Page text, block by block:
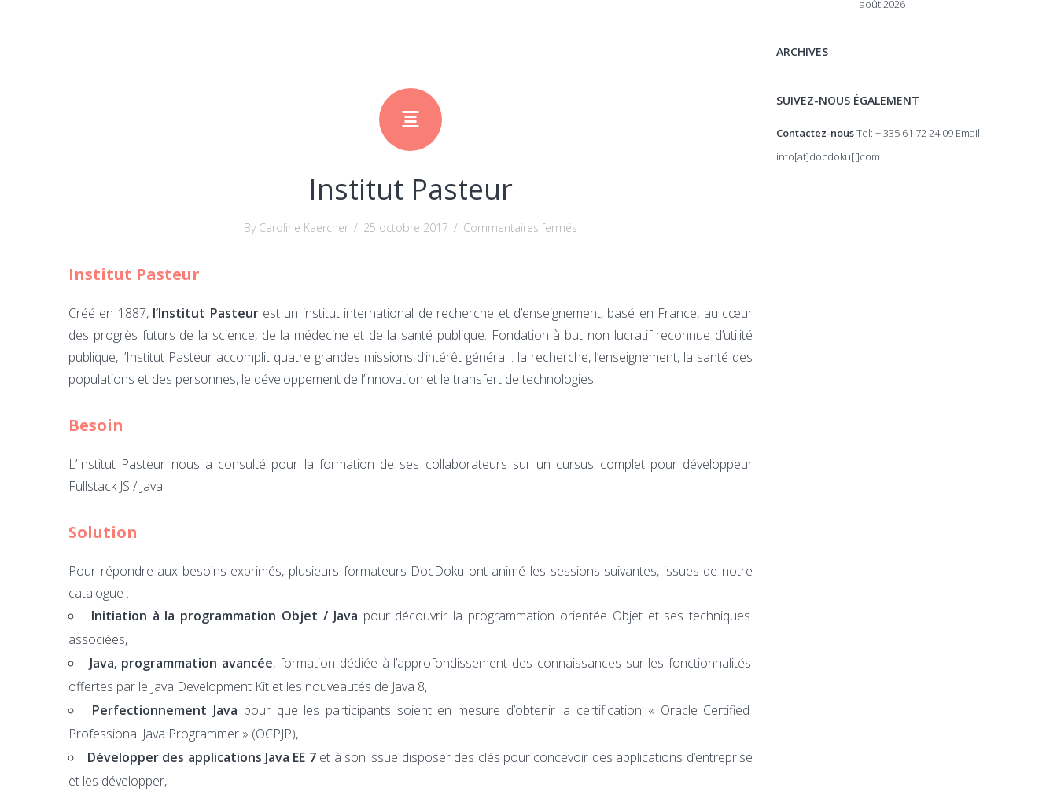
Institut Pasteur
By Caroline Kaercher / 25 octobre 2017 / Commentaires fermés
Institut Pasteur
Créé en 1887, l’Institut Pasteurest un institut international de recherche et d’enseignement, basé en France, au cœur
des progrès futurs de la science, de la médecine et de la santé publique. Fondation à but non lucratif reconnue d’utilité
publique, l’Institut Pasteur accomplit quatre grandes missions d’intérêt général : la recherche, l’enseignement, la santé des
populations et des personnes, le développement de l’innovation et le transfert de technologies.
Besoin
L’Institut Pasteur nous a consulté pour la formation de ses collaborateurs sur un cursus complet pour développeur
Fullstack JS / Java.
Solution
Pour répondre aux besoins exprimés, plusieurs formateurs DocDoku ont animé les sessions suivantes, issues de notre
catalogue :
Initiation à la programmation Objet / Java pour découvrir la programmation orientée Objet et ses techniques
associées,
Java, programmation avancée, formation dédiée à l’approfondissement des connaissances sur les fonctionnalités
offertes par le Java Development Kit et les nouveautés de Java 8,
Perfectionnement Java pour que les participants soient en mesure d’obtenir la certification « Oracle Certified
Professional Java Programmer » (OCPJP),
Développer des applications Java EE 7et à son issue disposer des clés pour concevoir des applications d’entreprise
et les développer,
août 2026
ARCHIVES
SUIVEZ-NOUS ÉGALEMENT
Contactez-nousTel: + 335 61 72 24 09 Email:
info[at]docdoku[.]com